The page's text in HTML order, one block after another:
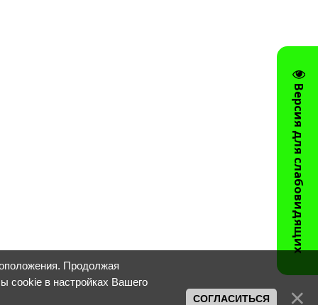
Версия для слабовидящих
Продолжая
cookie в настройках Вашего
СОГЛАСИТЬСЯ